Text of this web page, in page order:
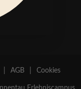
AGB Cookies